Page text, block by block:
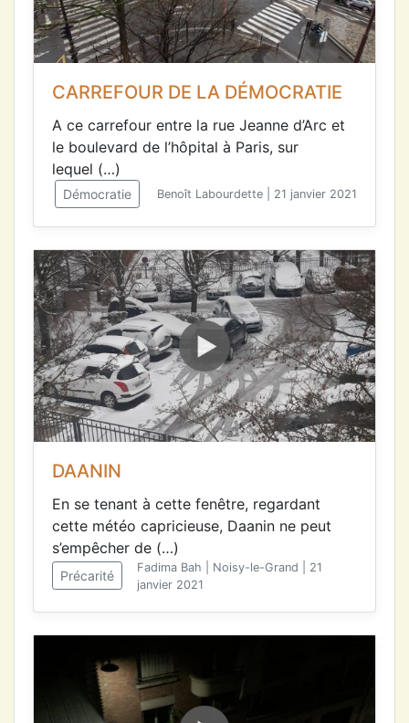
CARREFOUR DE LA DÉMOCRATIE
A ce carrefour entre la rue Jeanne d’Arc et
le boulevard de l’hôpital à Paris, sur
lequel (…)
Démocratie Benoît Labourdette | 21 janvier 2021
DAANIN
En se tenant à cette fenêtre, regardant
cette météo capricieuse, Daanin ne peut
s’empêcher de (…)
Précarité
Fadima Bah | Noisy-le-Grand | 21
janvier 2021